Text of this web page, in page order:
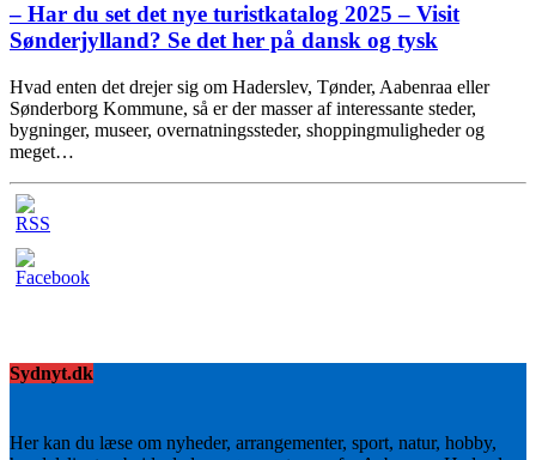
– Har du set det nye turistkatalog 2025 – Visit
Sønderjylland? Se det her på dansk og tysk
Hvad enten det drejer sig om Haderslev, Tønder, Aabenraa eller
Sønderborg Kommune, så er der masser af interessante steder,
bygninger, museer, overnatningssteder, shoppingmuligheder og
meget…
Sydnyt.dk
Her kan du læse om nyheder, arrangementer, sport, natur, hobby,